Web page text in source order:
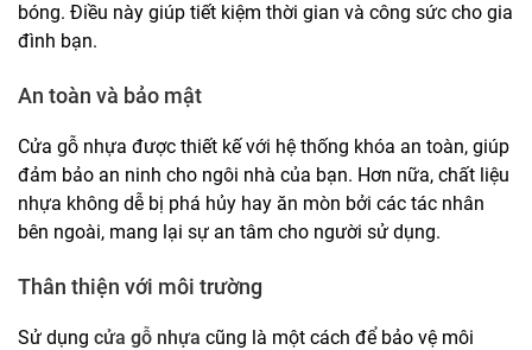
bóng. Điều này giúp tiết kiệm thời gian và công sức cho gia
đình bạn.
An toàn và bảo mật
Cửa gỗ nhựa được thiết kế với hệ thống khóa an toàn, giúp
đảm bảo an ninh cho ngôi nhà của bạn. Hơn nữa, chất liệu
nhựa không dễ bị phá hủy hay ăn mòn bởi các tác nhân
bên ngoài, mang lại sự an tâm cho người sử dụng.
Thân thiện với môi trường
Sử dụng cửa gỗ nhựa cũng là một cách để bảo vệ môi